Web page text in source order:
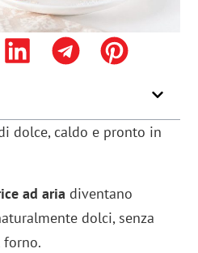
dolce, caldo e pronto in
ad aria diventano
dolci, senza
forno.